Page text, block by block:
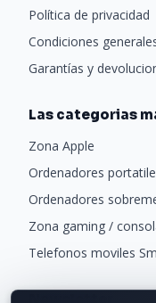
Política de privacidad
Condiciones
Garantías y
Las categorias
Zona Apple
Ordenadores
Ordenadores
Zona gaming /
Telefonos moviles